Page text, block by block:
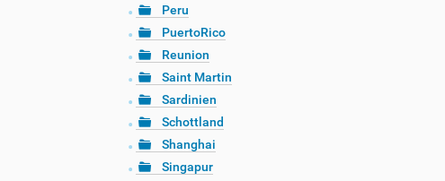
Peru
PuertoRico
Reunion
Saint Martin
Sardinien
Schottland
Shanghai
Singapur